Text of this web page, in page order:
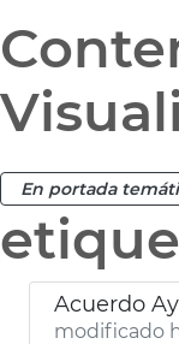
En portada
modificado